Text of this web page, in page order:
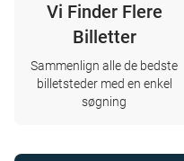
Vi Finder Flere
Billetter
Sammenlign alle de bedste
billetsteder med en enkel
søgning